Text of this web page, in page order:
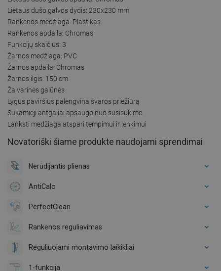
Lietaus dušo galvos dydis: 230x230 mm
Rankenos medžiaga: Plastikas
Rankenos apdaila: Chromas
Funkcijų skaičius: 3
Žarnos medžiaga: PVC
Žarnos apdaila: Chromas
Žarnos ilgis: 150 cm
Žalvarinės galūnės
Lygus paviršius palengvina švaros priežiūrą
Sukamieji antgaliai apsaugo nuo susisukimo
Lanksti medžiaga atspari tempimui ir lenkimui
Novatoriški šiame produkte naudojami sprendimai
Nerūdijantis plienas
AntiCalc
PerfectClean
Rankenos reguliavimas
Reguliuojami montavimo laikikliai
1-funkcija